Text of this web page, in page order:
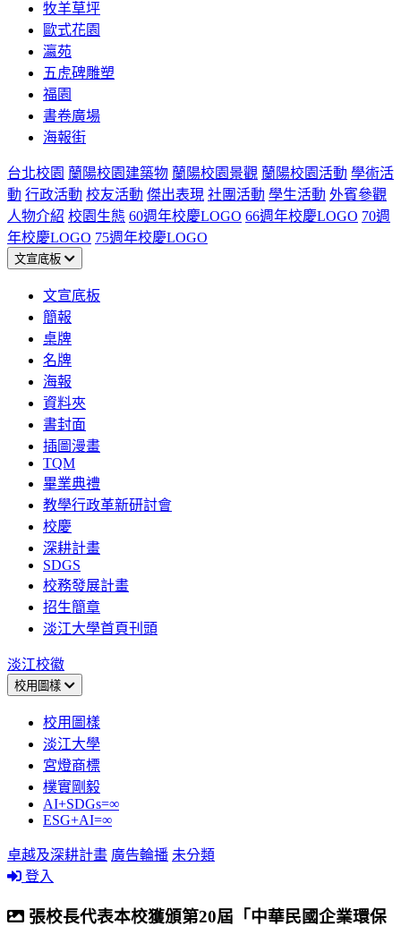
牧羊草坪
歐式花園
瀛苑
五虎碑雕塑
福園
書卷廣場
海報街
台北校園 蘭陽校園建築物 蘭陽校園景觀 蘭陽校園活動 學術活
動 行政活動 校友活動 傑出表現 社團活動 學生活動 外賓參觀
人物介紹 校園生態 60週年校慶LOGO 66週年校慶LOGO 70週
年校慶LOGO 75週年校慶LOGO
文宣底板
文宣底板
簡報
桌牌
名牌
海報
資料夾
書封面
插圖漫畫
TQM
畢業典禮
教學行政革新研討會
校慶
深耕計畫
SDGS
校務發展計畫
招生簡章
淡江大學首頁刊頭
淡江校徽
校用圖樣
校用圖樣
淡江大學
宮燈商標
樸實剛毅
AI+SDGs=∞
ESG+AI=∞
卓越及深耕計畫 廣告輪播 未分類
登入
張校長代表本校獲頒第20屆「中華民國企業環保